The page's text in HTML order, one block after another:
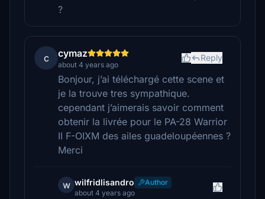
?
c cymaz
about 4 years ago
Reply
Bonjour, j’ai téléchargé cette scene et
je la trouve tres sympathique.
cependant j’aimerais savoir comment
obtenir la livrée pour le PA-28 Warrior
II F-OIXM des ailes guadeloupéennes ?
Merci
w wilfridlisandro
Author
about 4 years ago